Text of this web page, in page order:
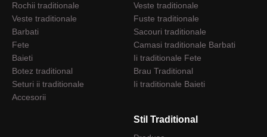
Rochii traditionale
Veste traditionale
Barbati
Fete
Baieti
Botez traditional
Seturi ii traditionale
Accesorii
Veste traditionale
Fuste traditionale
Sacouri traditionale
Camasi traditionale Barbati
Ii traditionale Fete
Brau Traditional
Ii traditionale Baieti
Stil Traditional